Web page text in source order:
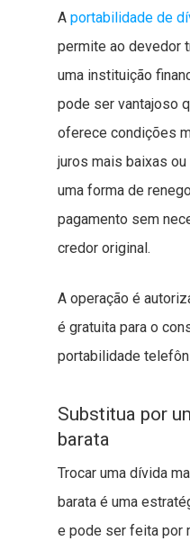
A portabilidade de
permite ao devedor
uma instituição
pode ser vantajoso
oferece condições
juros mais baixas
uma forma de
pagamento sem
credor original.
A operação é
é gratuita para o
portabilidade
Substitua por
barata
Trocar uma dívida
barata é uma
e pode ser feita por